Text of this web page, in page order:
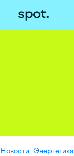
Новости Энергетика